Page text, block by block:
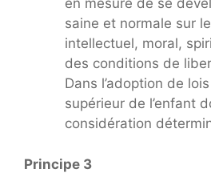
en mesure de se
saine et normale sur
intellectuel, moral,
des conditions de
Dans l’adoption de
supérieur de l’enfant
considération
Principe 3